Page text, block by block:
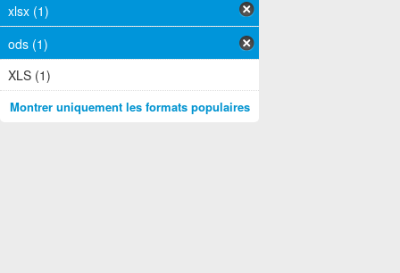
xlsx (1)
ods (1)
XLS (1)
Montrer uniquement les formats populaires